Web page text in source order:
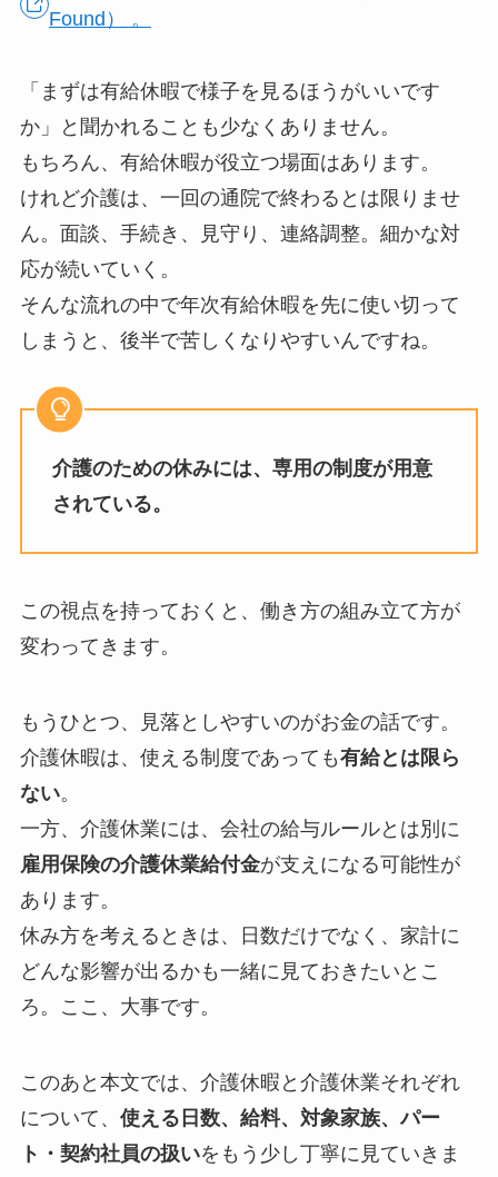
Found） 。
「まずは有給休暇で様子を見るほうがいいです
か」と聞かれることも少なくありません。
もちろん、有給休暇が役立つ場面はあります。
けれど介護は、一回の通院で終わるとは限りませ
ん。面談、手続き、見守り、連絡調整。細かな対
応が続いていく。
そんな流れの中で年次有給休暇を先に使い切って
しまうと、後半で苦しくなりやすいんですね。
介護のための休みには、専用の制度が用意
されている。
この視点を持っておくと、働き方の組み立て方が
変わってきます。
もうひとつ、見落としやすいのがお金の話です。
介護休暇は、使える制度であっても有給とは限ら
ない。
一方、介護休業には、会社の給与ルールとは別に
雇用保険の介護休業給付金が支えになる可能性が
あります。
休み方を考えるときは、日数だけでなく、家計に
どんな影響が出るかも一緒に見ておきたいとこ
ろ。ここ、大事です。
このあと本文では、介護休暇と介護休業それぞれ
について、 使える日数、給料、対象家族、パー
ト・契約社員の扱いをもう少し丁寧に見ていきま